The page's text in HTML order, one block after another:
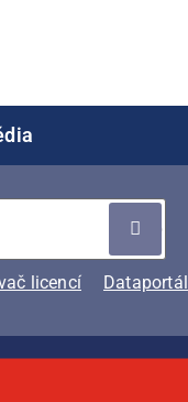
licencí Dataportál